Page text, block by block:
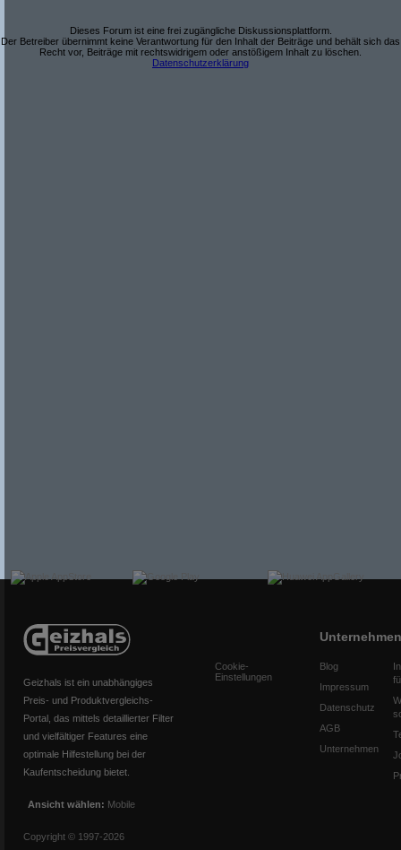
Dieses Forum ist eine frei zugängliche Diskussionsplattform.
Der Betreiber übernimmt keine Verantwortung für den Inhalt der Beiträge und behält sich das
Recht vor, Beiträge mit rechtswidrigem oder anstößigem Inhalt zu löschen.
Datenschutzerklärung
Geizhals ist ein unabhängiges
Preis- und Produktvergleichs-
Portal, das mittels detaillierter Filter
und vielfältiger Features eine
optimale Hilfestellung bei der
Kaufentscheidung bietet.
Ansicht wählen: Mobile
Copyright © 1997-2026
Cookie-
Einstellungen
Unternehmen
Blog
Impressum
Datenschutz
AGB
Unternehmen